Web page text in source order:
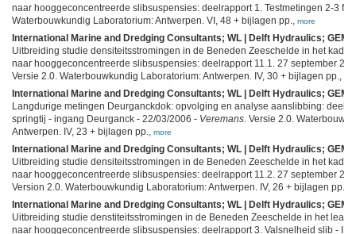
naar hooggeconcentreerde slibsuspensies: deelrapport 1. Testmetingen 2-3
Waterbouwkundig Laboratorium: Antwerpen. VI, 48 + bijlagen pp., more
International Marine and Dredging Consultants; WL | Delft Hydraulics;
Uitbreiding studie densiteitsstromingen in de Beneden Zeeschelde in het kader
naar hooggeconcentreerde slibsuspensies: deelrapport 11.1. 27 september
Versie 2.0. Waterbouwkundig Laboratorium: Antwerpen. IV, 30 + bijlagen pp.,
International Marine and Dredging Consultants; WL | Delft Hydraulics;
Langdurige metingen Deurganckdok: opvolging en analyse aanslibbing:
springtij - ingang Deurganck - 22/03/2006 - Veremans. Versie 2.0.
Antwerpen. IV, 23 + bijlagen pp., more
International Marine and Dredging Consultants; WL | Delft Hydraulics;
Uitbreiding studie densiteitsstromingen in de Beneden Zeeschelde in het kader
naar hooggeconcentreerde slibsuspensies: deelrapport 11.2. 27 september
Version 2.0. Waterbouwkundig Laboratorium: Antwerpen. IV, 26 + bijlagen pp.,
International Marine and Dredging Consultants; WL | Delft Hydraulics;
Uitbreiding studie denstiteitsstromingen in de Beneden Zeeschelde in het
naar hooggeconcentreerde slibsuspensies: deelrapport 3. Valsnelheid slib -